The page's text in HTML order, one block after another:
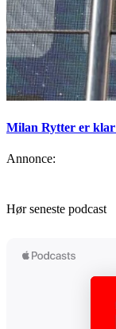
Milan Rytter er
Annonce:
Hør seneste podcast